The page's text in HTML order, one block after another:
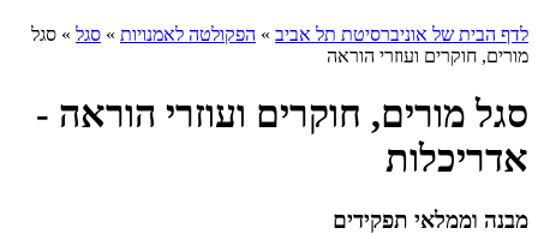
לדף הבית של אוניברסיטת תל אביב » הפקולטה לאמנויות » סגל » סגל
מורים, חוקרים ועוזרי הוראה
סגל מורים, חוקרים ועוזרי הוראה -
אדריכלות
מבנה וממלאי תפקידים